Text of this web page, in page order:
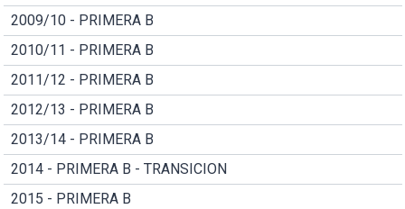
2009/10 - PRIMERA B
2010/11 - PRIMERA B
2011/12 - PRIMERA B
2012/13 - PRIMERA B
2013/14 - PRIMERA B
2014 - PRIMERA B - TRANSICION
2015 - PRIMERA B